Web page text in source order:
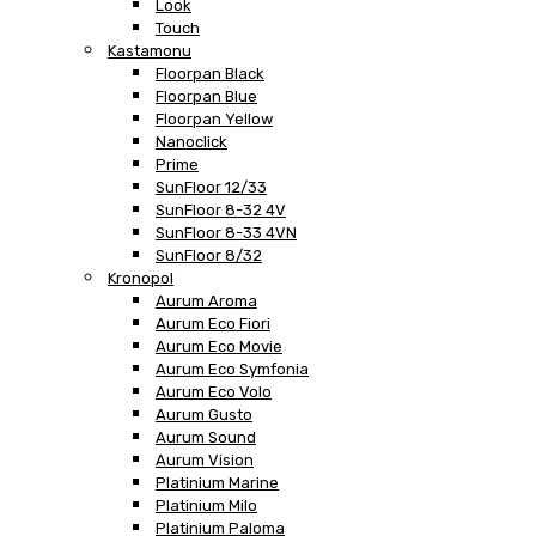
Look
Touch
Kastamonu
Floorpan Black
Floorpan Blue
Floorpan Yellow
Nanoclick
Prime
SunFloor 12/33
SunFloor 8-32 4V
SunFloor 8-33 4VN
SunFloor 8/32
Kronopol
Aurum Aroma
Aurum Eco Fiori
Aurum Eco Movie
Aurum Eco Symfonia
Aurum Eco Volo
Aurum Gusto
Aurum Sound
Aurum Vision
Platinium Marine
Platinium Milo
Platinium Paloma